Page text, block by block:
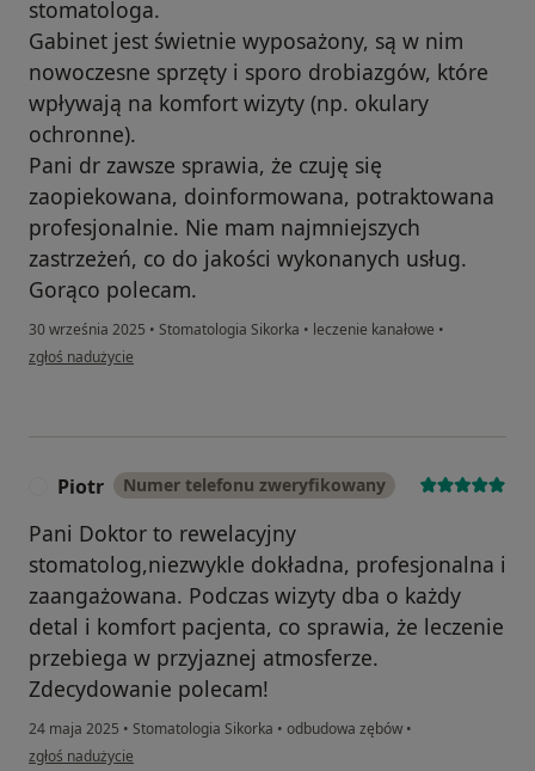
stomatologa.
Gabinet jest świetnie wyposażony, są w nim
nowoczesne sprzęty i sporo drobiazgów, które
wpływają na komfort wizyty (np. okulary
ochronne).
Pani dr zawsze sprawia, że czuję się
zaopiekowana, doinformowana, potraktowana
profesjonalnie. Nie mam najmniejszych
zastrzeżeń, co do jakości wykonanych usług.
Gorąco polecam.
30 września 2025 • Stomatologia Sikorka • leczenie kanałowe •
w opinii użytkownika Klaudia
zgłoś nadużycie
Piotr Numer telefonu zweryfikowany
Pani Doktor to rewelacyjny
stomatolog,niezwykle dokładna, profesjonalna i
zaangażowana. Podczas wizyty dba o każdy
detal i komfort pacjenta, co sprawia, że leczenie
przebiega w przyjaznej atmosferze.
Zdecydowanie polecam!
24 maja 2025 • Stomatologia Sikorka • odbudowa zębów •
w opinii użytkownika Piotr
zgłoś nadużycie